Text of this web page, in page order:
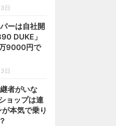
日
ーは自社開
DUKE」
9000円で
日
者がいな
ョップは連
本気で乗り